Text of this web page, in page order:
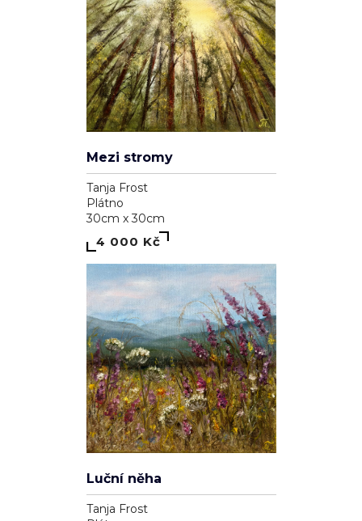
Mezi stromy
Tanja Frost
Plátno
30cm x 30cm
4 000 Kč
Luční něha
Tanja Frost